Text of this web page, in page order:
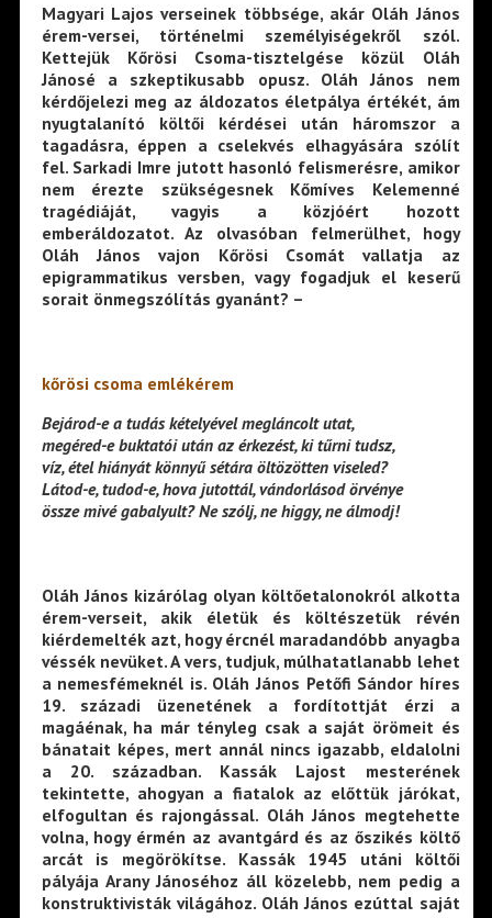
Magyari Lajos verseinek többsége, akár Oláh János
érem-versei, történelmi személyiségekről szól.
Kettejük Kőrösi Csoma-tisztelgése közül Oláh
Jánosé a szkeptikusabb opusz. Oláh János nem
kérdőjelezi meg az áldozatos életpálya értékét, ám
nyugtalanító költői kérdései után háromszor a
tagadásra, éppen a cselekvés elhagyására szólít
fel. Sarkadi Imre jutott hasonló felismerésre, amikor
nem érezte szükségesnek Kőmíves Kelemenné
tragédiáját, vagyis a közjóért hozott
emberáldozatot. Az olvasóban felmerülhet, hogy
Oláh János vajon Kőrösi Csomát vallatja az
epigrammatikus versben, vagy fogadjuk el keserű
sorait önmegszólítás gyanánt? –
kőrösi csoma emlékérem
Bejárod-e a tudás kételyével megláncolt utat,
megéred-e buktatói után az érkezést, ki tűrni tudsz,
víz, étel hiányát könnyű sétára öltözötten viseled?
Látod-e, tudod-e, hova jutottál, vándorlásod örvénye
össze mivé gabalyult? Ne szólj, ne higgy, ne álmodj!
Oláh János kizárólag olyan költőetalonokról alkotta
érem-verseit, akik életük és költészetük révén
kiérdemelték azt, hogy ércnél maradandóbb anyagba
véssék nevüket. A vers, tudjuk, múlhatatlanabb lehet
a nemesfémeknél is. Oláh János Petőfi Sándor híres
19. századi üzenetének a fordítottját érzi a
magáénak, ha már tényleg csak a saját örömeit és
bánatait képes, mert annál nincs igazabb, eldalolni
a 20. században. Kassák Lajost mesterének
tekintette, ahogyan a fiatalok az előttük járókat,
elfogultan és rajongással. Oláh János megtehette
volna, hogy érmén az avantgárd és az őszikés költő
arcát is megörökítse. Kassák 1945 utáni költői
pályája Arany Jánoséhoz áll közelebb, nem pedig a
konstruktivisták világához. Oláh János ezúttal saját